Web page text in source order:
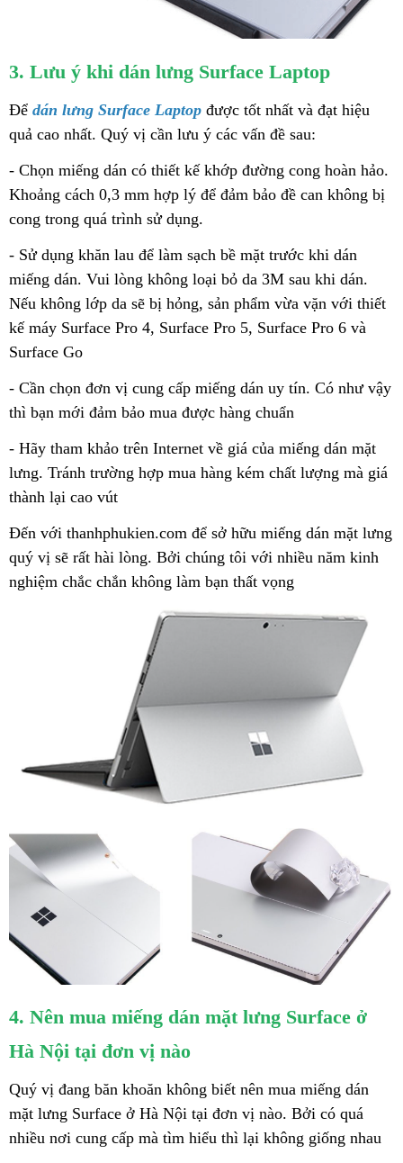
3. Lưu ý khi dán lưng Surface Laptop
Để dán lưng Surface Laptop được tốt nhất và đạt hiệu
quả cao nhất. Quý vị cần lưu ý các vấn đề sau:
- Chọn miếng dán có thiết kế khớp đường cong hoàn hảo.
Khoảng cách 0,3 mm hợp lý để đảm bảo đề can không bị
cong trong quá trình sử dụng.
- Sử dụng khăn lau để làm sạch bề mặt trước khi dán
miếng dán. Vui lòng không loại bỏ da 3M sau khi dán.
Nếu không lớp da sẽ bị hỏng, sản phẩm vừa vặn với thiết
kế máy Surface Pro 4, Surface Pro 5, Surface Pro 6 và
Surface Go
- Cần chọn đơn vị cung cấp miếng dán uy tín. Có như vậy
thì bạn mới đảm bảo mua được hàng chuẩn
- Hãy tham khảo trên Internet về giá của miếng dán mặt
lưng. Tránh trường hợp mua hàng kém chất lượng mà giá
thành lại cao vút
Đến với thanhphukien.com để sở hữu miếng dán mặt lưng
quý vị sẽ rất hài lòng. Bởi chúng tôi với nhiều năm kinh
nghiệm chắc chắn không làm bạn thất vọng
4. Nên mua miếng dán mặt lưng Surface ở
Hà Nội tại đơn vị nào
Quý vị đang băn khoăn không biết nên mua miếng dán
mặt lưng Surface ở Hà Nội tại đơn vị nào. Bởi có quá
nhiều nơi cung cấp mà tìm hiểu thì lại không giống nhau